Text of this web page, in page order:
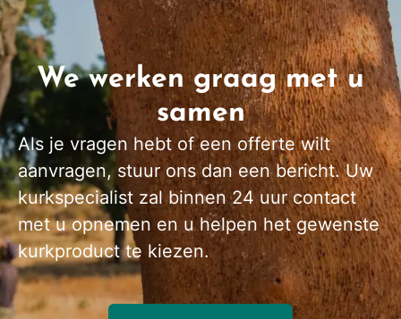
We werken graag met u
samen
Als je vragen hebt of een offerte wilt
aanvragen, stuur ons dan een bericht. Uw
kurkspecialist zal binnen 24 uur contact
met u opnemen en u helpen het gewenste
kurkproduct te kiezen.